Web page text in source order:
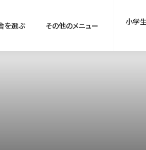
を選ぶ その他のメニュー 小学
８月９日（日）～